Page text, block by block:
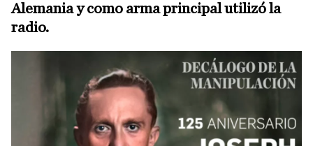
Alemania y como arma principal utilizó la
radio.